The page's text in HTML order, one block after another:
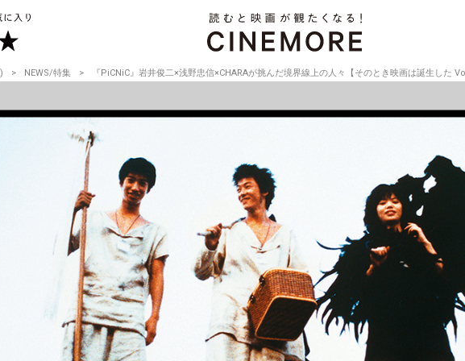
NEWS/特集 『PiCNiC』岩井俊二×浅野忠信×CHARAが挑んだ境界線上の人々【そのとき映画は誕生した